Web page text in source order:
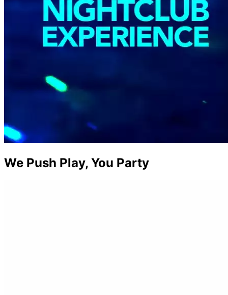
We Push Play, You Party